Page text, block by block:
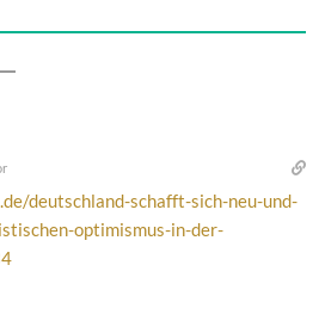
deutschland-schafft-sich-neu-und-
optimismus-in-der-